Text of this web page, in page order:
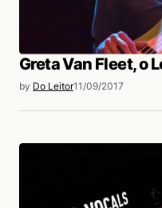
Greta Van Fleet, o
by Do Leitor11/09/2017